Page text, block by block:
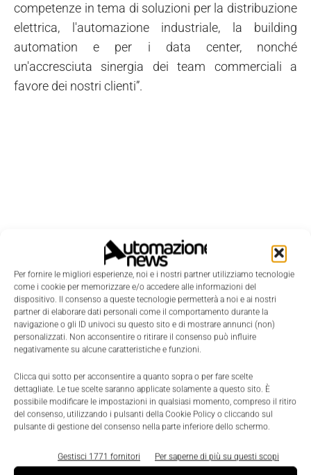
Per fornire le migliori esperienze, noi e i nostri partner utilizziamo tecnologie
come i cookie per memorizzare e/o accedere alle informazioni del
dispositivo. Il consenso a queste tecnologie permetterà a noi e ai nostri
partner di elaborare dati personali come il comportamento durante la
navigazione o gli ID univoci su questo sito e di mostrare annunci (non)
personalizzati. Non acconsentire o ritirare il consenso può influire
negativamente su alcune caratteristiche e funzioni.
Clicca qui sotto per acconsentire a quanto sopra o per fare scelte
dettagliate. Le tue scelte saranno applicate solamente a questo sito. È
possibile modificare le impostazioni in qualsiasi momento, compreso il ritiro
del consenso, utilizzando i pulsanti della Cookie Policy o cliccando sul
pulsante di gestione del consenso nella parte inferiore dello schermo.
Gestisci 1771 fornitori Per saperne di più su questi scopi
LEGGI LA RIVISTA ⇢
competenze in tema di soluzioni per la distribuzione
elettrica, l'automazione industriale, la building
automation e per i data center, nonché
un'accresciuta sinergia dei team commerciali a
favore dei nostri clienti”.